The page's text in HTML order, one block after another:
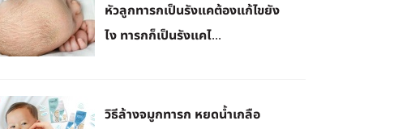
หัวลูกทารกเป็นรังแคต้องแก้ไขยัง
ไง ทารกก็เป็นรังแคไ...
วิธีล้างจมูกทารก หยดน้ำเกลือ